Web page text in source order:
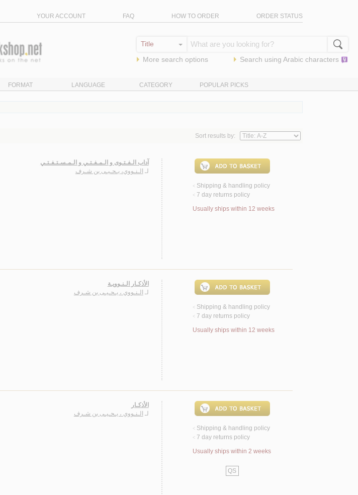
YOUR ACCOUNT FAQ HOW TO ORDER ORDER STATUS
More search options Search using Arabic characters
FORMAT LANGUAGE CATEGORY POPULAR PICKS
Sort results by:
آداب الـفـتـوى و الـمـفـتـي و الـمـسـتـفـتـي
لـ الـنـووي، يـحـيـى بن شـرف
< Shipping & handling policy
< 7 day returns policy
Usually ships within 12 weeks
الأذكـار الـنـوويـة
لـ الـنـووي ، يـحـيـى بن شـرف
< Shipping & handling policy
< 7 day returns policy
Usually ships within 12 weeks
الأذكـار
لـ الـنـووي ، يـحـيـى بن شـرف
< Shipping & handling policy
< 7 day returns policy
Usually ships within 2 weeks
QS